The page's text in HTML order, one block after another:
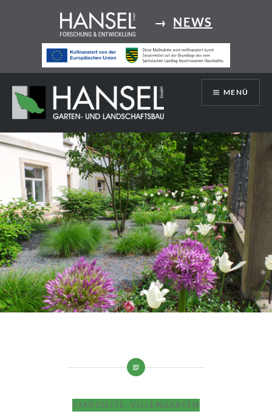
→ NEWS
Hansel
MENÜ
STARTSEITE, VILLENGÄRTEN